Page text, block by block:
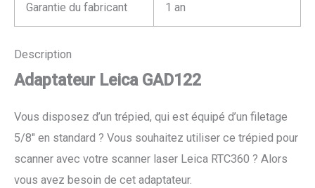
Garantie du fabricant 1 an
Description
Adaptateur Leica GAD122
Vous disposez d’un trépied, qui est équipé d’un filetage
5/8″ en standard ? Vous souhaitez utiliser ce trépied pour
scanner avec votre scanner laser Leica RTC360 ? Alors
vous avez besoin de cet adaptateur.